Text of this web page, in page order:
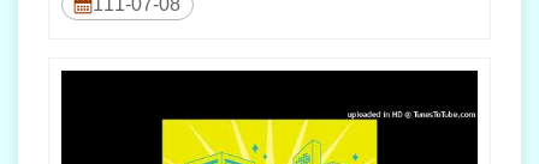
111-07-08